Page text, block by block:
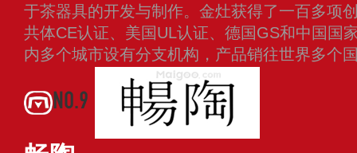
于茶器具的开发与制作。金灶获得了一百多项
共体CE认证、美国UL认证、德国GS和中国国
内多个城市设有分支机构，产品销往世界多个
NO.9